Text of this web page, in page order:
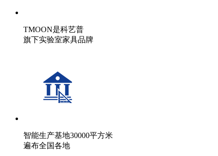
TMOON是科艺普
旗下实验室家具品牌
智能生产基地30000平方米
遍布全国各地